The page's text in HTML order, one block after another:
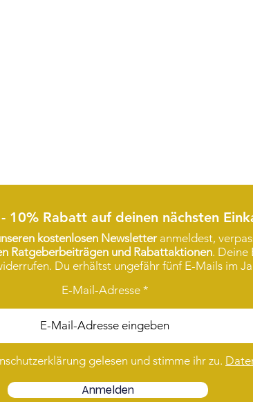
10% Rabatt auf deinen nächsten
kostenlosen Newsletter anmeldest,
Ratgeberbeiträgen und Rabattaktionen. Deine
Du erhältst ungefähr fünf E-Mails im
E-Mail-Adresse
gelesen und stimme ihr zu.
Anmelden